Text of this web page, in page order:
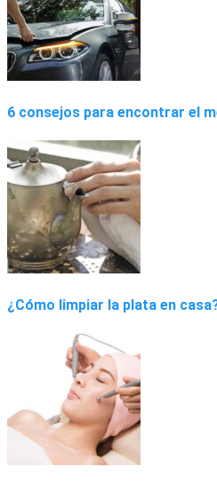
6 consejos para encontrar el
¿Cómo limpiar la plata en